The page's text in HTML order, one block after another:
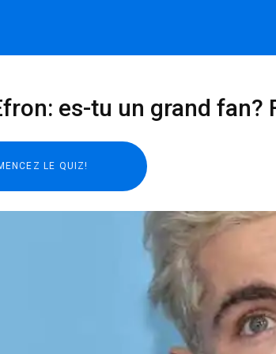
es-tu un grand fan?